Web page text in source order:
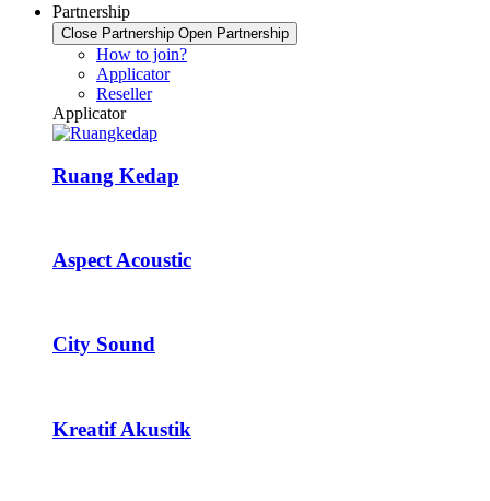
Partnership
Close Partnership Open Partnership
How to join?
Applicator
Reseller
Applicator
Ruang Kedap
Aspect Acoustic
City Sound
Kreatif Akustik